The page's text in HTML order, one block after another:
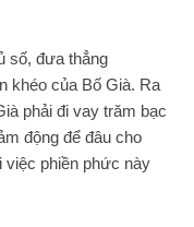
số, đưa thẳng
khéo của Bố Già. Ra
phải đi vay trăm bạc
động để đâu cho
việc phiền phức này